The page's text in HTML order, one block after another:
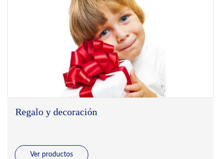
Regalo y decoración
Ver productos